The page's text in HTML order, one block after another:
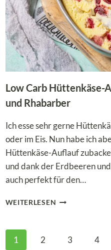
Low Carb Hüttenkäse-
und Rhabarber
Ich esse sehr gerne
oder im Eis. Nun habe ich
Hüttenkäse-Auflauf
und dank der Erdbeeren
auch perfekt für den…
WEITERLESEN LOW
MIT
Seitennavigation
1 2 3 4